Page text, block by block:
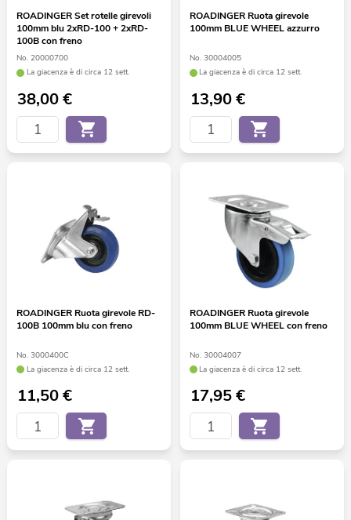
ROADINGER Set rotelle girevoli
100mm blu 2xRD-100 + 2xRD-
100B con freno
No. 20000700
La giacenza è di circa 12 sett.
38,00€
ROADINGER Ruota girevole
100mm BLUE WHEEL azzurro
No. 30004005
La giacenza è di circa 12 sett.
13,90€
ROADINGER Ruota girevole RD-
100B 100mm blu con freno
No. 3000400C
La giacenza è di circa 12 sett.
11,50€
ROADINGER Ruota girevole
100mm BLUE WHEEL con freno
No. 30004007
La giacenza è di circa 12 sett.
17,95€